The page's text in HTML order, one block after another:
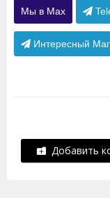
Мы в Max
Интересный
Добавить